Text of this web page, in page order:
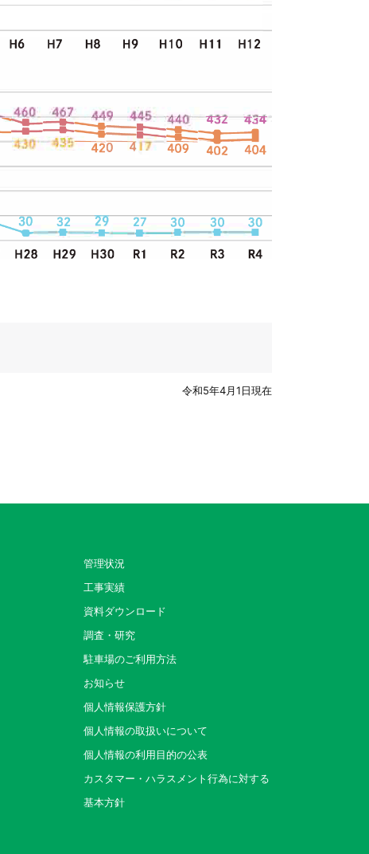
令和5年4月1日現在
管理状況
工事実績
資料ダウンロード
調査・研究
駐車場のご利用方法
お知らせ
個人情報保護方針
個人情報の取扱いについて
個人情報の利用目的の公表
カスタマー・ハラスメント行為に対する
基本方針